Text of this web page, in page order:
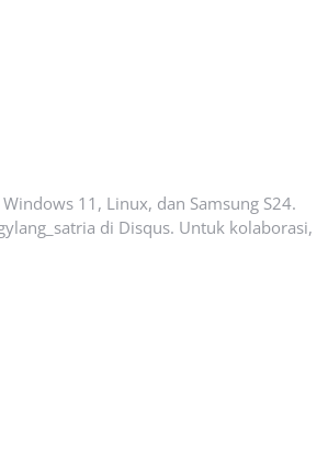
11, Linux, dan Samsung S24.
di Disqus. Untuk kolaborasi,